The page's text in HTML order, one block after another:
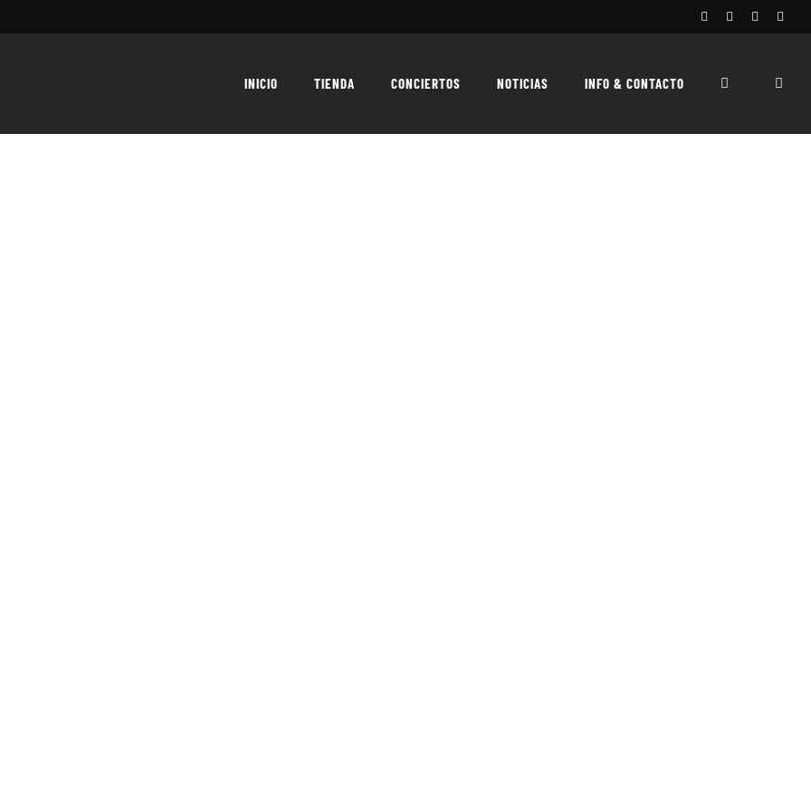
FacebookInstagram
INICIO TIENDA CONCIERTOS NOTICIAS INFO & CONTACTO